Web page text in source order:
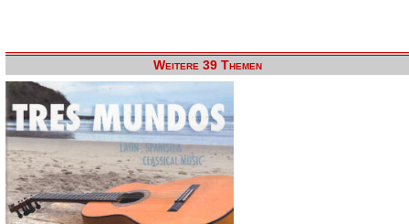
Weitere 39 Themen